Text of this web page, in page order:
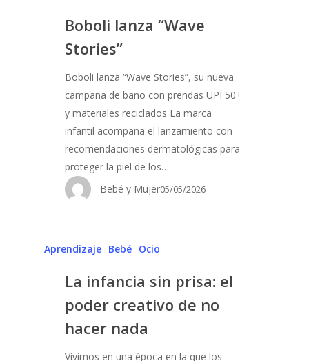
Boboli lanza “Wave
Stories”
Boboli lanza “Wave Stories”, su nueva
campaña de baño con prendas UPF50+
y materiales reciclados La marca
infantil acompaña el lanzamiento con
recomendaciones dermatológicas para
proteger la piel de los…
Bebé y Mujer05/05/2026
Aprendizaje Bebé Ocio
La infancia sin prisa: el
poder creativo de no
hacer nada
Vivimos en una época en la que los